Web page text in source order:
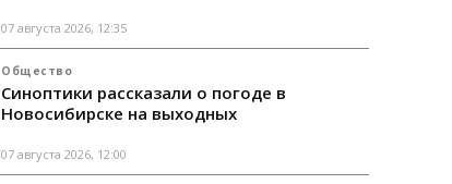
07 августа 2026, 12:35
Общество
Синоптики рассказали о погоде в
Новосибирске на выходных
07 августа 2026, 12:00